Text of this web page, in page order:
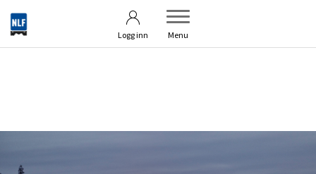
Logg inn Menu
Om bildebanken